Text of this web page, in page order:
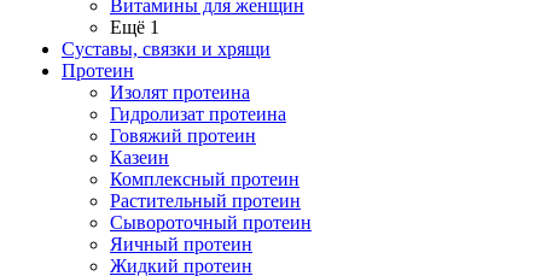
Витамины для женщин
Ещё 1
Суставы, связки и хрящи
Протеин
Изолят протеина
Гидролизат протеина
Говяжий протеин
Казеин
Комплексный протеин
Растительный протеин
Сывороточный протеин
Яичный протеин
Жидкий протеин